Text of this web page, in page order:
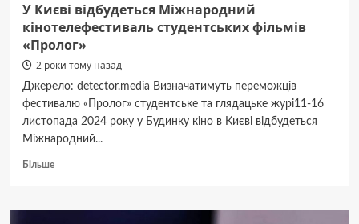
У Києві відбудеться Міжнародний
кінотелефестиваль студентських фільмів
«Пролог»
2 роки тому назад
Джерело: detector.media Визначатимуть переможців
фестивалю «Пролог» студентське та глядацьке журі11-16
листопада 2024 року у Будинку кіно в Києві відбудеться
Міжнародний...
БільшеДокладніше
Києві